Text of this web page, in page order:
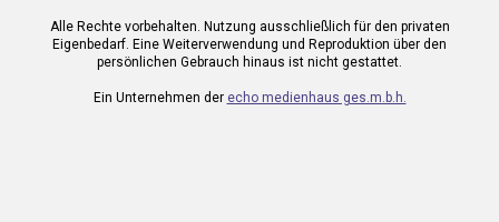
Alle Rechte vorbehalten. Nutzung ausschließlich für den privaten
Eigenbedarf. Eine Weiterverwendung und Reproduktion über den
persönlichen Gebrauch hinaus ist nicht gestattet.
Ein Unternehmen der echo medienhaus ges.m.b.h.